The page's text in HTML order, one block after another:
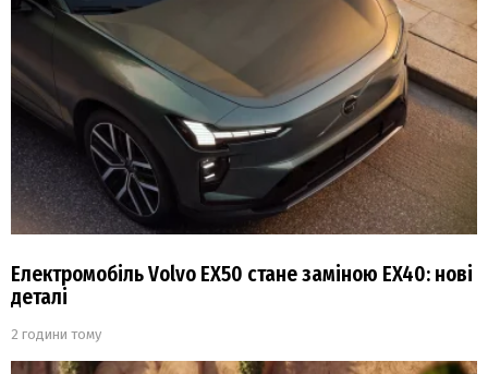
Електромобіль Volvo EX50 стане заміною EX40: нові
деталі
2 години тому